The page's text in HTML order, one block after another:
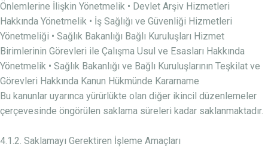
Önlemlerine İlişkin Yönetmelik • Devlet Arşiv Hizmetleri
Hakkında Yönetmelik • İş Sağlığı ve Güvenliği Hizmetleri
Yönetmeliği • Sağlık Bakanlığı Bağlı Kuruluşları Hizmet
Birimlerinin Görevleri ile Çalışma Usul ve Esasları Hakkında
Yönetmelik • Sağlık Bakanlığı ve Bağlı Kuruluşlarının Teşkilat ve
Görevleri Hakkında Kanun Hükmünde Kararname
Bu kanunlar uyarınca yürürlükte olan diğer ikincil düzenlemeler
çerçevesinde öngörülen saklama süreleri kadar saklanmaktadır.
4.1.2. Saklamayı Gerektiren İşleme Amaçları